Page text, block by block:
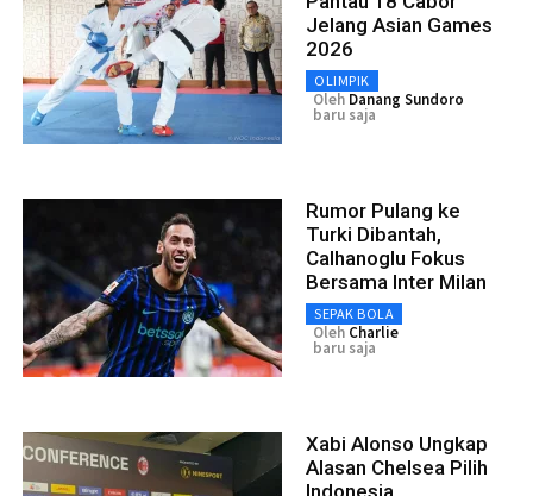
Jelang Asian Games
2026
OLIMPIK
Oleh Danang Sundoro
baru saja
Rumor Pulang ke
Turki Dibantah,
Calhanoglu Fokus
Bersama Inter Milan
SEPAK BOLA
Oleh Charlie
baru saja
Xabi Alonso Ungkap
Alasan Chelsea Pilih